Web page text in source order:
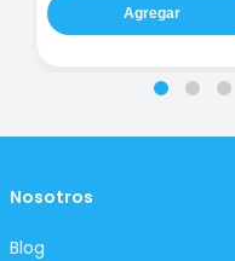
Agregar
Nosotros
Blog